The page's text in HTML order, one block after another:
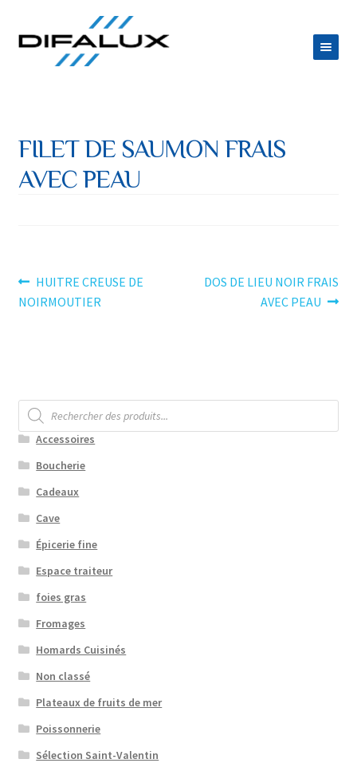
à
au
contenu
PRODUITS
ESPACE TRAITEUR
enfant
FILET DE SAUMON FRAIS
AVEC PEAU
Navigation
de
Article
précédent :
HUITRE CREUSE DE
NOIRMOUTIER
Article
DOS DE LIEU NOIR FRAIS
AVEC PEAU
Recherche
de
produits
Accessoires
Boucherie
Cadeaux
Cave
Épicerie fine
Espace traiteur
foies gras
Fromages
Homards Cuisinés
Non classé
Plateaux de fruits de mer
Poissonnerie
Sélection Saint-Valentin